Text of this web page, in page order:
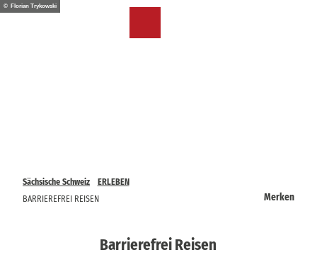
Z© Florian Trykowski
Sächsische Schweiz
ERLEBEN
BARRIEREFREI REISEN
Merken
Barrierefrei Reisen